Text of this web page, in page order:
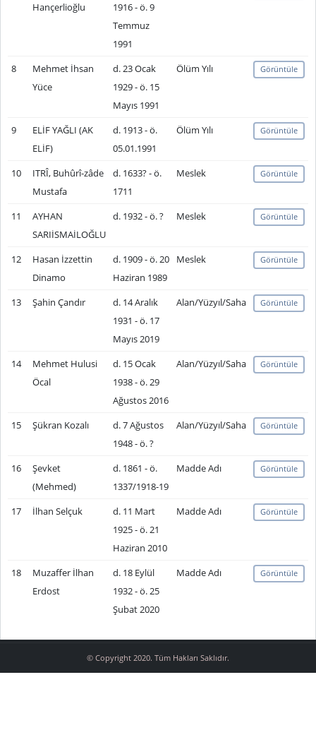
Hançerlioğlu
1916 - ö. 9
Temmuz
1991
8
Mehmet İhsan
Yüce
d. 23 Ocak
1929 - ö. 15
Mayıs 1991
Ölüm Yılı Görüntüle
9
ELİF YAĞLI (AK
ELİF)
d. 1913 - ö.
05.01.1991
Ölüm Yılı Görüntüle
10
ITRÎ, Buhûrî-zâde
Mustafa
d. 1633? - ö.
1711
Meslek Görüntüle
11
AYHAN
SARIİSMAİLOĞLU
d. 1932 - ö. ? Meslek Görüntüle
12
Hasan İzzettin
Dinamo
d. 1909 - ö. 20
Haziran 1989
Meslek Görüntüle
13 Şahin Çandır
d. 14 Aralık
1931 - ö. 17
Mayıs 2019
Alan/Yüzyıl/Saha Görüntüle
14
Mehmet Hulusi
Öcal
d. 15 Ocak
1938 - ö. 29
Ağustos 2016
Alan/Yüzyıl/Saha Görüntüle
15 Şükran Kozalı
d. 7 Ağustos
1948 - ö. ?
Alan/Yüzyıl/Saha Görüntüle
16
Şevket
(Mehmed)
d. 1861 - ö.
1337/1918-19
Madde Adı Görüntüle
17 İlhan Selçuk
d. 11 Mart
1925 - ö. 21
Haziran 2010
Madde Adı Görüntüle
18
Muzaffer İlhan
Erdost
d. 18 Eylül
1932 - ö. 25
Şubat 2020
Madde Adı Görüntüle
© Copyright 2020. Tüm Hakları Saklıdır.